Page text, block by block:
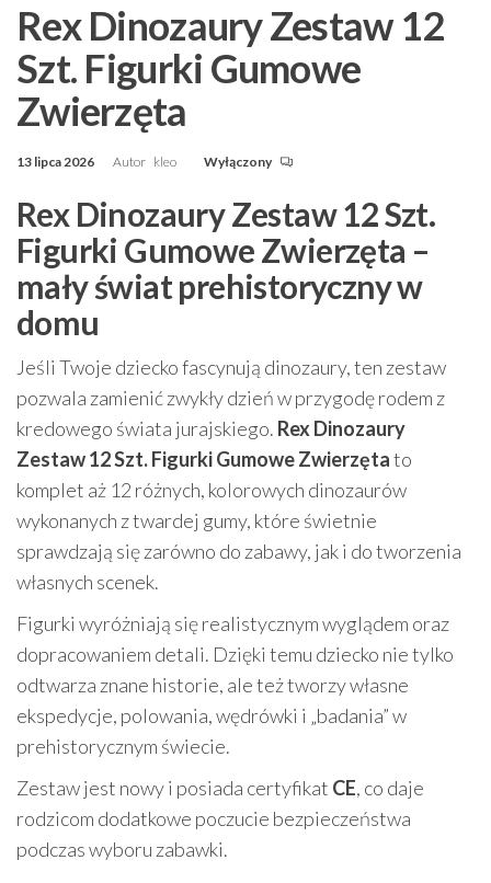
Rex Dinozaury Zestaw 12
Szt. Figurki Gumowe
Zwierzęta
13 lipca 2026 Autor kleo Wyłączony
Rex Dinozaury Zestaw 12 Szt.
Figurki Gumowe Zwierzęta –
mały świat prehistoryczny w
domu
Jeśli Twoje dziecko fascynują dinozaury, ten zestaw
pozwala zamienić zwykły dzień w przygodę rodem z
kredowego świata jurajskiego. Rex Dinozaury
Zestaw 12 Szt. Figurki Gumowe Zwierzętato
komplet aż 12 różnych, kolorowych dinozaurów
wykonanych z twardej gumy, które świetnie
sprawdzają się zarówno do zabawy, jak i do tworzenia
własnych scenek.
Figurki wyróżniają się realistycznym wyglądem oraz
dopracowaniem detali. Dzięki temu dziecko nie tylko
odtwarza znane historie, ale też tworzy własne
ekspedycje, polowania, wędrówki i „badania” w
prehistorycznym świecie.
Zestaw jest nowy i posiada certyfikat CE, co daje
rodzicom dodatkowe poczucie bezpieczeństwa
podczas wyboru zabawki.